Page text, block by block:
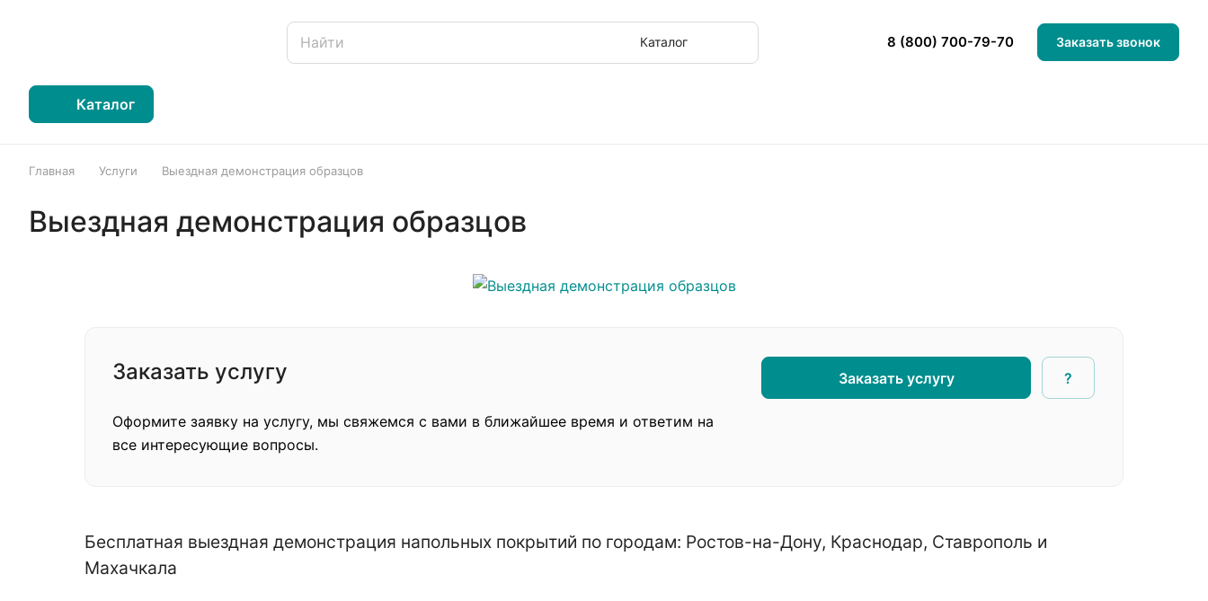
Каталог 8 (800) 700-79-70 Заказать звонок
Каталог
Главная Услуги Выездная демонстрация образцов
Выездная демонстрация образцов
Заказать услугу
Оформите заявку на услугу, мы свяжемся с вами в ближайшее время и ответим на
все интересующие вопросы.
Заказать услугу ?
Бесплатная выездная демонстрация напольных покрытий по городам: Ростов-на-Дону, Краснодар, Ставрополь и
Махачкала